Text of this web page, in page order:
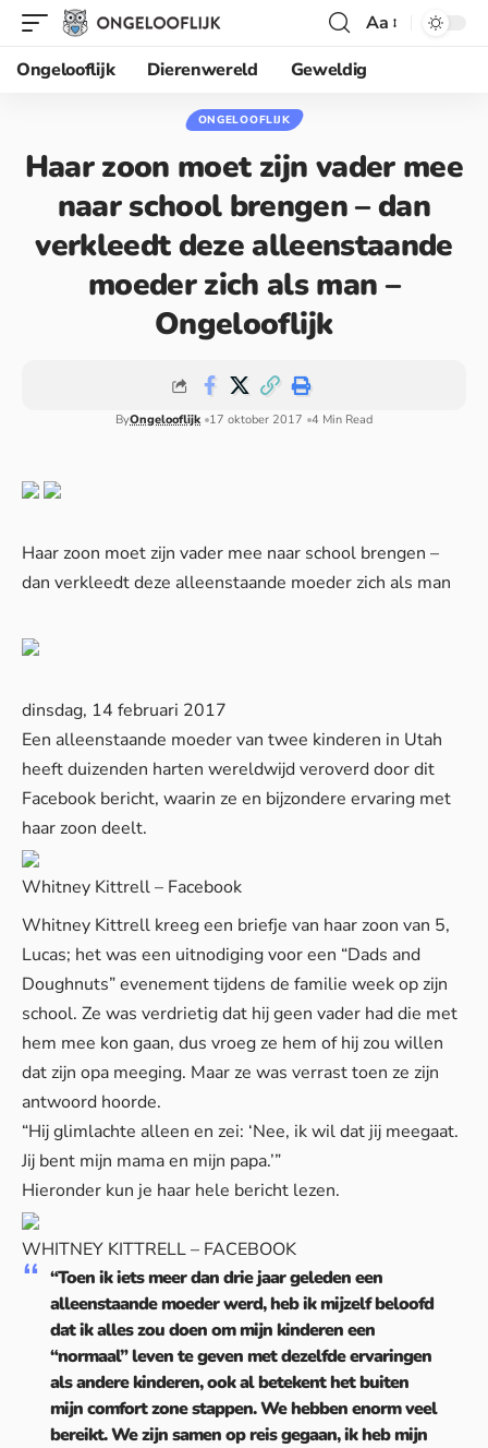
Aa
Ongelooflijk
Dierenwereld Geweldig
ONGELOOFLIJK
Haar zoon moet zijn vader mee
naar school brengen – dan
verkleedt deze alleenstaande
moeder zich als man –
Ongelooflijk
ByOngelooflijk 17 oktober 2017 4 Min Read
Haar zoon moet zijn vader mee naar school brengen –
dan verkleedt deze alleenstaande moeder zich als man
dinsdag, 14 februari 2017
Een alleenstaande moeder van twee kinderen in Utah
heeft duizenden harten wereldwijd veroverd door dit
Facebook bericht, waarin ze en bijzondere ervaring met
haar zoon deelt.
Whitney Kittrell – Facebook
Whitney Kittrell kreeg een briefje van haar zoon van 5,
Lucas; het was een uitnodiging voor een “Dads and
Doughnuts” evenement tijdens de familie week op zijn
school. Ze was verdrietig dat hij geen vader had die met
hem mee kon gaan, dus vroeg ze hem of hij zou willen
dat zijn opa meeging. Maar ze was verrast toen ze zijn
antwoord hoorde.
“Hij glimlachte alleen en zei: ‘Nee, ik wil dat jij meegaat.
Jij bent mijn mama en mijn papa.’”
Hieronder kun je haar hele bericht lezen.
WHITNEY KITTRELL – FACEBOOK
“Toen ik iets meer dan drie jaar geleden een
alleenstaande moeder werd, heb ik mijzelf beloofd
dat ik alles zou doen om mijn kinderen een
“normaal” leven te geven met dezelfde ervaringen
als andere kinderen, ook al betekent het buiten
mijn comfort zone stappen. We hebben enorm veel
bereikt. We zijn samen op reis gegaan, ik heb mijn